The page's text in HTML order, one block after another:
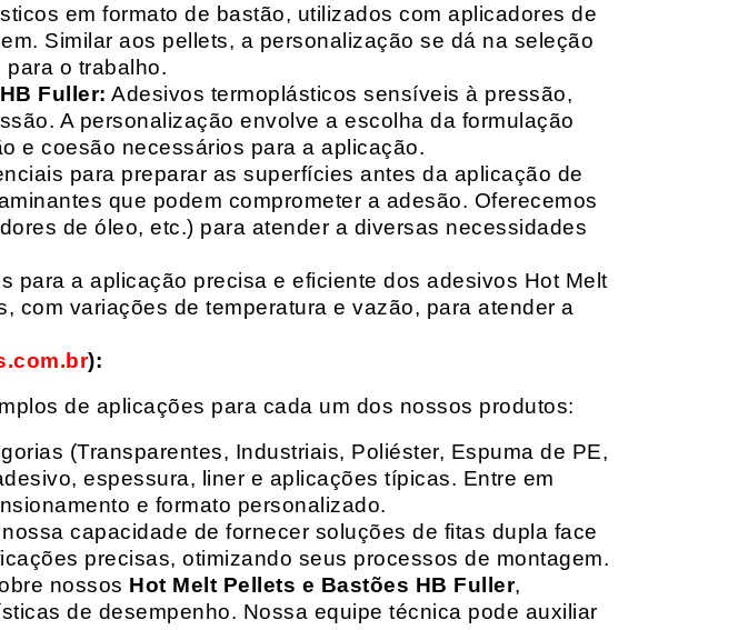
em formato de bastão, utilizados com aplicadores de
Similar aos pellets, a personalização se dá na seleção
o trabalho.
Fuller: Adesivos termoplásticos sensíveis à pressão,
A personalização envolve a escolha da formulação
e coesão necessários para a aplicação.
para preparar as superfícies antes da aplicação de
que podem comprometer a adesão. Oferecemos
de óleo, etc.) para atender a diversas necessidades
para a aplicação precisa e eficiente dos adesivos Hot Melt
com variações de temperatura e vazão, para atender a
):
de aplicações para cada um dos nossos produtos:
(Transparentes, Industriais, Poliéster, Espuma de PE,
espessura, liner e aplicações típicas. Entre em
e formato personalizado.
capacidade de fornecer soluções de fitas dupla face
precisas, otimizando seus processos de montagem.
nossos Hot Melt Pellets e Bastões HB Fuller,
de desempenho. Nossa equipe técnica pode auxiliar